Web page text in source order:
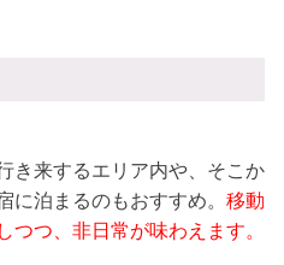
き来するエリア内や、そこか
に泊まるのもおすすめ。 移動
つつ、非日常が味わえます。